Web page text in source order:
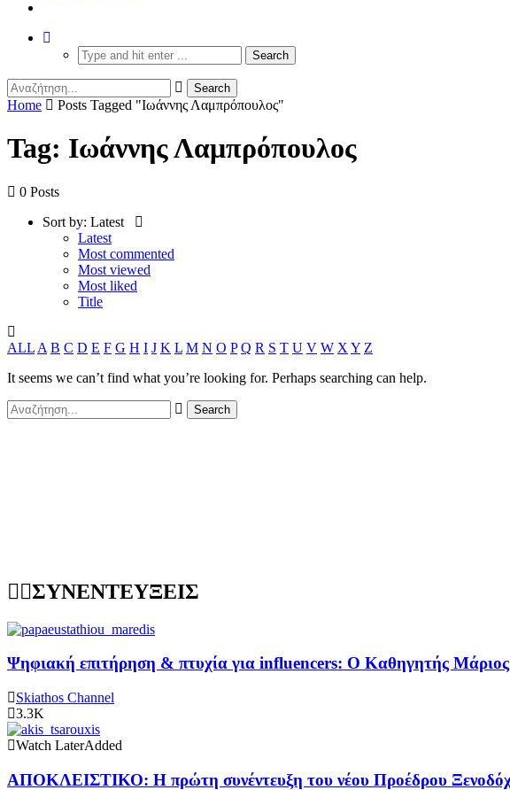
Home Posts Tagged "Ιωάννης Λαμπρόπουλος"
Tag: Ιωάννης Λαμπρόπουλος
0 Posts
Sort by: Latest
Latest
Most commented
Most viewed
Most liked
Title
ALL A B C D E F G H I J K L M N O P Q R S T U V W X Y Z
It seems we can’t find what you’re looking for. Perhaps searching can help.
ΣΥΝΕΝΤΕΥΞΕΙΣ
Ψηφιακή επιτήρηση & πτυχία για influencers: Ο Καθηγητής
Skiathos Channel
3.3K
Watch LaterAdded
ΑΠΟΚΛΕΙΣΤΙΚΟ: Η πρώτη συνέντευξη του νέου Προέδρου